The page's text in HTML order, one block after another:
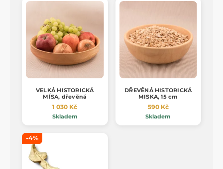
VELKÁ HISTORICKÁ
MÍSA, dřevěná
1 030 Kč
Skladem
DŘEVĚNÁ HISTORICKÁ
MISKA, 15 cm
590 Kč
Skladem
-4%